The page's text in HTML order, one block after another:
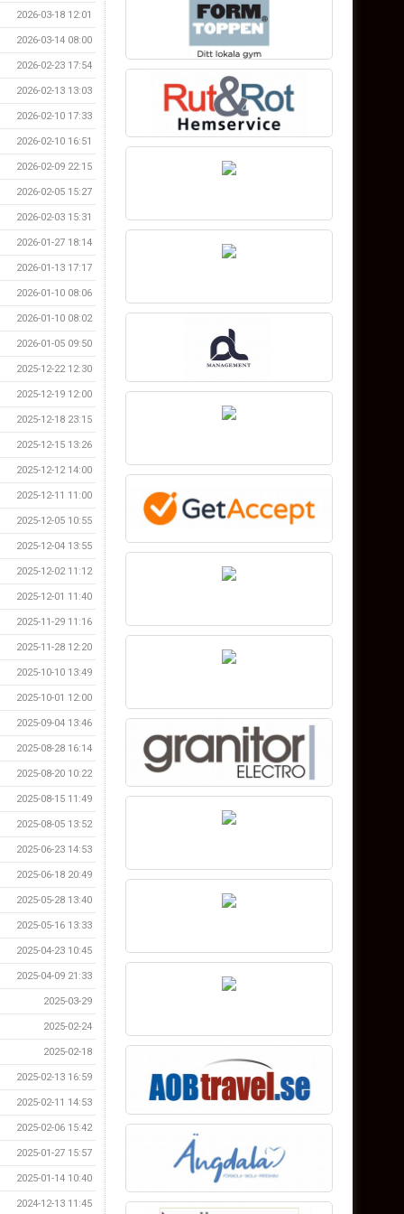
2026-03-18 12:01
2026-03-14 08:00
2026-02-23 17:54
2026-02-13 13:03
2026-02-10 17:33
2026-02-10 16:51
2026-02-09 22:15
2026-02-05 15:27
2026-02-03 15:31
2026-01-27 18:14
2026-01-13 17:17
2026-01-10 08:06
2026-01-10 08:02
2026-01-05 09:50
2025-12-22 12:30
2025-12-19 12:00
2025-12-18 23:15
2025-12-15 13:26
2025-12-12 14:00
2025-12-11 11:00
2025-12-05 10:55
2025-12-04 13:55
2025-12-02 11:12
2025-12-01 11:40
2025-11-29 11:16
2025-11-28 12:20
2025-10-10 13:49
2025-10-01 12:00
2025-09-04 13:46
2025-08-28 16:14
2025-08-20 10:22
2025-08-15 11:49
2025-08-05 13:52
2025-06-23 14:53
2025-06-18 20:49
2025-05-28 13:40
2025-05-16 13:33
2025-04-23 10:45
2025-04-09 21:33
2025-03-29
2025-02-24
2025-02-18
2025-02-13 16:59
2025-02-11 14:53
2025-02-06 15:42
2025-01-27 15:57
2025-01-14 10:40
2024-12-13 11:45